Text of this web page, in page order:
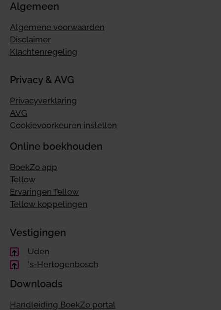
Algemeen
Algemene voorwaarden
Disclaimer
Klachtenregeling
Privacy & AVG
Privacyverklaring
AVG
Cookievoorkeuren instellen
Online boekhouden
BoekZo app
Tellow
Ervaringen Tellow
Tellow koppelingen
Vestigingen
Uden
's-Hertogenbosch
Downloads
Handleiding BoekZo portal